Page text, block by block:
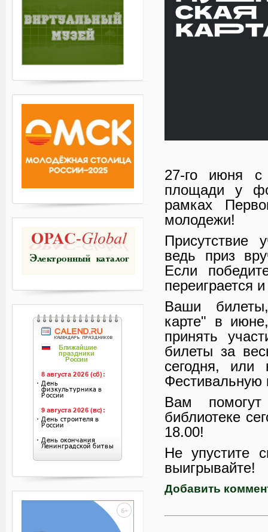
27-го июня
площади у
рамках
молодежи!
Присутствие
ведь приз
Если
переиграется
Ваши
карте" в
принять
билеты за
сегодня,
Вам
библиотеке
18.00!
Не упустите
выигрывайте!
Добавить